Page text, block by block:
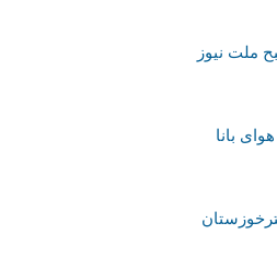
ملت نیوز
هوای بانا